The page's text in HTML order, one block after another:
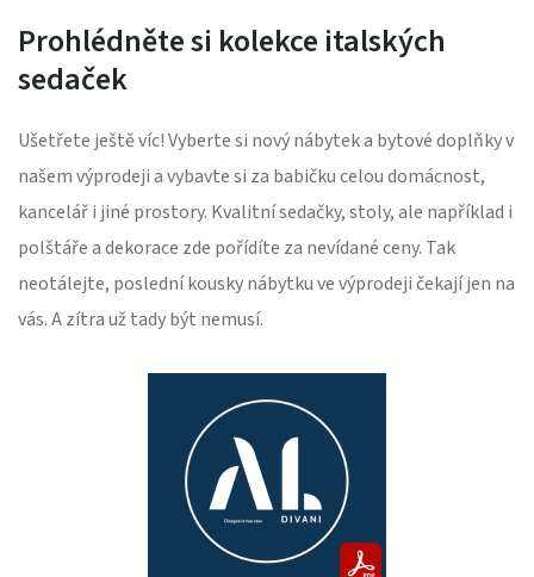
Prohlédněte si kolekce italských
sedaček
Ušetřete ještě víc! Vyberte si nový nábytek a bytové doplňky v
našem výprodeji a vybavte si za babičku celou domácnost,
kancelář i jiné prostory. Kvalitní sedačky, stoly, ale například i
polštáře a dekorace zde pořídíte za nevídané ceny. Tak
neotálejte, poslední kousky nábytku ve výprodeji čekají jen na
vás. A zítra už tady být nemusí.